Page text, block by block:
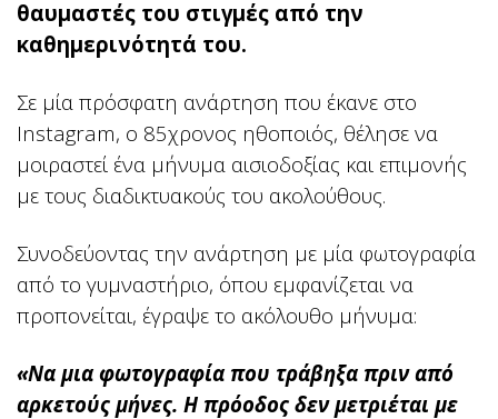
θαυμαστές του στιγμές από την
καθημερινότητά του.
Σε μία πρόσφατη ανάρτηση που έκανε στο
Instagram, ο 85χρονος ηθοποιός, θέλησε να
μοιραστεί ένα μήνυμα αισιοδοξίας και επιμονής
με τους διαδικτυακούς του ακολούθους.
Συνοδεύοντας την ανάρτηση με μία φωτογραφία
από το γυμναστήριο, όπου εμφανίζεται να
προπονείται, έγραψε το ακόλουθο μήνυμα:
«Να μια φωτογραφία που τράβηξα πριν από
αρκετούς μήνες. Η πρόοδος δεν μετριέται με